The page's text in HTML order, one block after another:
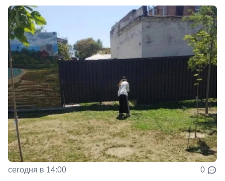
сегодня в 14:00 0